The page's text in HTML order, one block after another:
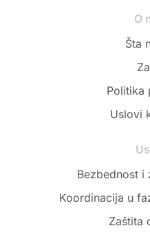
O
Šta
Politika
Uslovi
Bezbednost i
Koordinacija u
Zaštita